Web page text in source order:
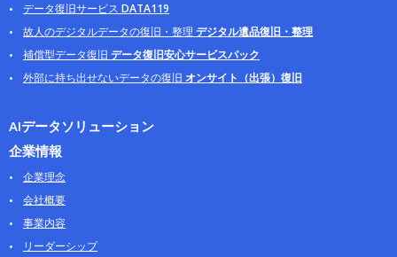
データ復旧サービス DATA119
故人のデジタルデータの復旧・整理 デジタル遺品復旧・整理
補償型データ復旧 データ復旧安心サービスパック
外部に持ち出せないデータの復旧 オンサイト（出張）復旧
AIデータソリューション
企業情報
企業理念
会社概要
事業内容
リーダーシップ